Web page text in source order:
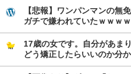
【悲報】ワンパンマンの無
ガチで嫌われていたｗｗｗ
17歳の女です。自分があま
どう矯正したらいいのか分